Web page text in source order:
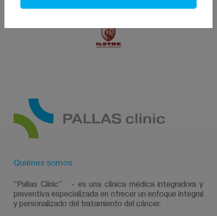
Quiénes somos
“Pallas Clinic"
- es una clínica médica integradora y
preventiva especializada en ofrecer un enfoque integral
y personalizado del tratamiento del cáncer.